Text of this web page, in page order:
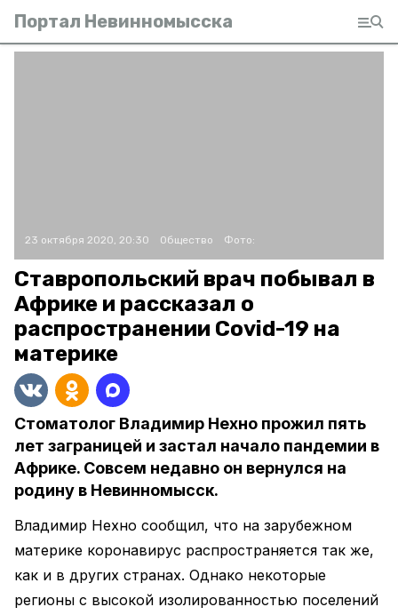
Портал Невинномысска
23 октября 2020, 20:30 Общество Фото:
Ставропольский врач побывал в
Африке и рассказал о
распространении Covid-19 на
материке
Стоматолог Владимир Нехно прожил пять
лет заграницей и застал начало пандемии в
Африке. Совсем недавно он вернулся на
родину в Невинномысск.
Владимир Нехно сообщил, что на зарубежном
материке коронавирус распространяется так же,
как и в других странах. Однако некоторые
регионы с высокой изолированностью поселений